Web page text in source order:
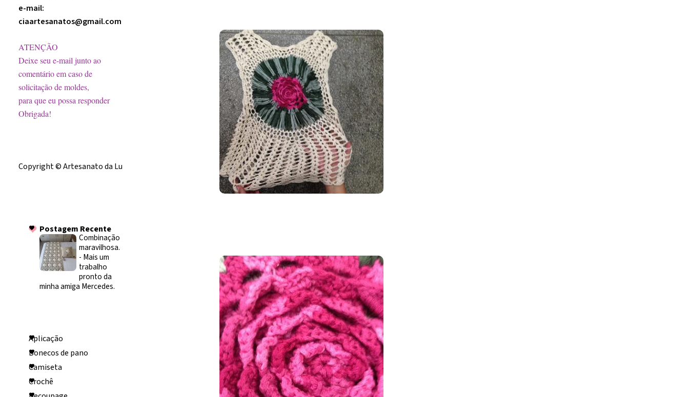
e-mail:
ciaartesanatos@gmail.com
ATENÇÃO
Deixe seu e-mail junto ao
comentário em caso de
solicitação de moldes,
para que eu possa responder
Obrigada!
Copyright © Artesanato da Lu
Postagem Recente
Combinação
maravilhosa.
- Mais um
trabalho
pronto da
minha amiga Mercedes.
Aplicação
Bonecos de pano
Camiseta
Crochê